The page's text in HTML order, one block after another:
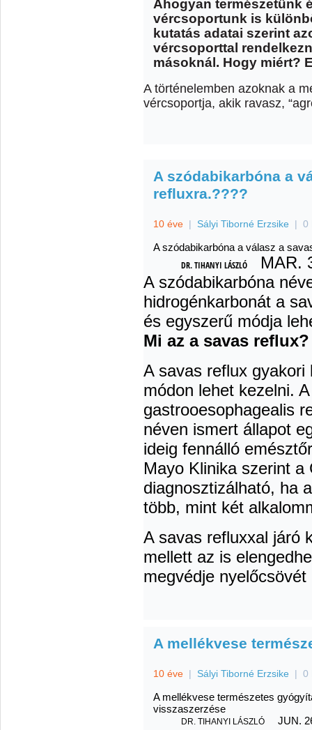
Ahogyan természetünk
vércsoportunk is
kutatás adatai szerint
vércsoporttal
másoknál. Hogy miért?
A történelemben azoknak a
vércsoportja, akik ravasz,
A szódabikarbóna a
refluxra.????
10 éve | Sályi Tiborné Erzsike | 0
A szódabikarbóna a válasz a
DR. TIHANYI LÁSZLÓ
MAR.
A szódabikarbóna
hidrogénkarbonát a
és egyszerű módja
Mi az a savas
A savas reflux
módon lehet kezelni.
gastrooesophagealis
néven ismert állapot
ideig fennálló
Mayo Klinika szerint a
diagnosztizálható, ha
több, mint két
A savas refluxxal járó
mellett az is
megvédje
A mellékvese
10 éve | Sályi Tiborné Erzsike | 0
A mellékvese természetes
visszaszerzése
DR. TIHANYI LÁSZLÓ JUN.